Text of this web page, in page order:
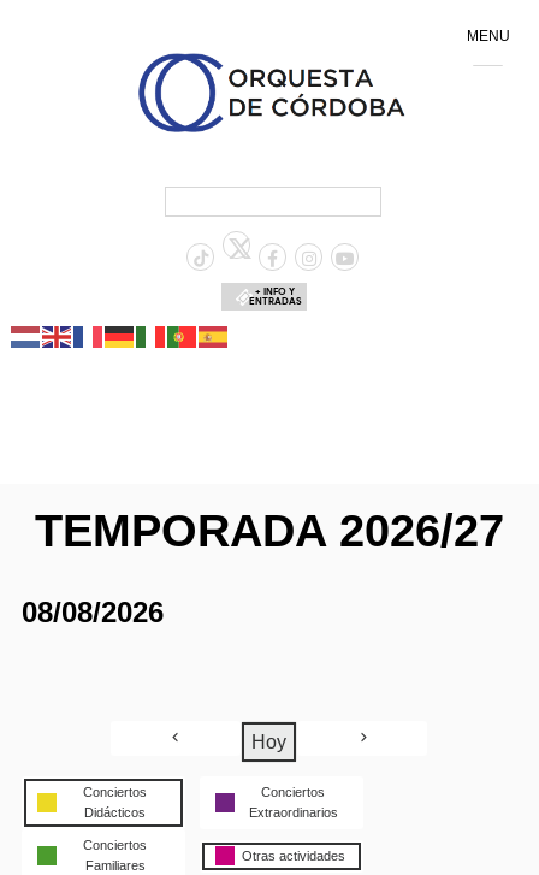
+ INFO Y
ENTRADAS
TEMPORADA 2026/27
08/08/2026
Hoy
Conciertos
Didácticos
Conciertos
Extraordinarios
Conciertos
Familiares
Otras actividades
MENU